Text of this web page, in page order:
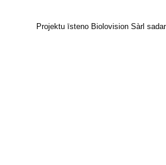
Projektu īsteno Biolovision Sàrl